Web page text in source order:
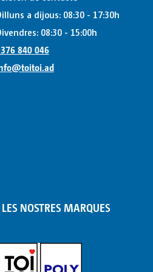
a dijous: 08:30 - 17:30h
08:30 - 15:00h
840 046
LES NOSTRES MARQUES